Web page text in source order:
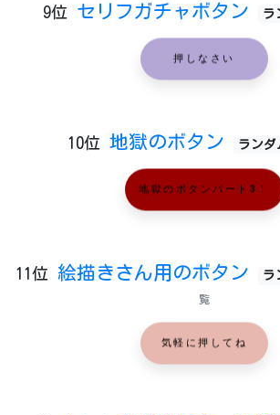
9位 セリフガチャボタン ラ
押しなさい
10位 地獄のボタン ランダ
地獄のボタンパート3！
11位 絵描きさん用のボタン ラ
覧
気軽に押してね